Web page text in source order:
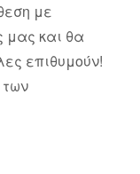
με
μας και θα
επιθυμούν!